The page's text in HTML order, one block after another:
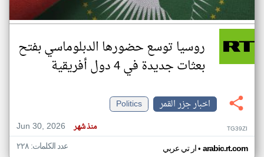
روسيا توسع حضورها الدبلوماسي بفتح
بعثات جديدة في 4 دول أفريقية
اخبار جزر القمر
Politics
Jun 30, 2026
منذ شهر TG39ZI
ار تي عربي• arabic.rt.com عدد الكلمات: ٢٢٨